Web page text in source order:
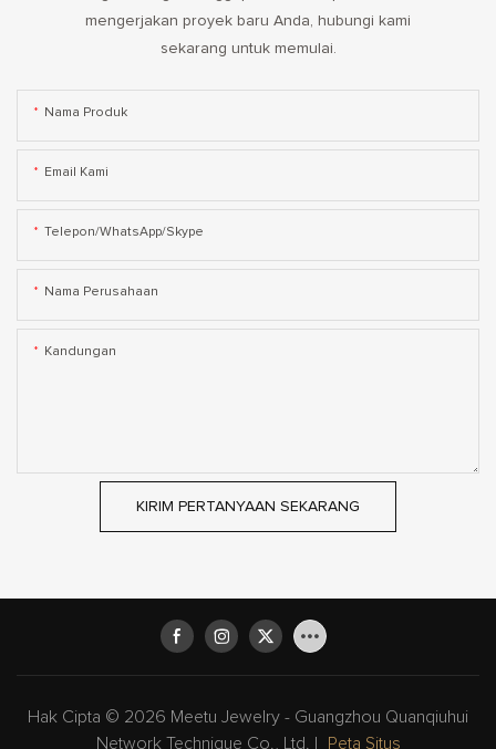
mengerjakan proyek baru Anda, hubungi kami
sekarang untuk memulai.
Nama Produk
Email Kami
Telepon/WhatsApp/Skype
Nama Perusahaan
Kandungan
KIRIM PERTANYAAN SEKARANG
Hak Cipta © 2026 Meetu Jewelry - Guangzhou Quanqiuhui
Network Technique Co., Ltd. |
Peta Situs